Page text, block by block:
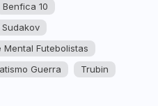
Benfica 10
Mental Futebolistas
Guerra
Trubin